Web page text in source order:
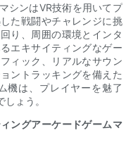
シンはVR技術を用いてプ
た戦闘やチャレンジに挑
り、周囲の環境とインタ
エキサイティングなゲー
ィック、リアルなサウン
ントラッキングを備えた
機は、プレイヤーを魅了
ょう。
ングアーケードゲームマ